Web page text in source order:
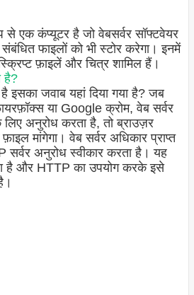
से एक कंप्यूटर है जो वेबसर्वर सॉफ्टवेयर
फाइलों को भी स्टोर करेगा। इनमें
फ़ाइलें और चित्र शामिल हैं।
है?
इसका जवाब यहां दिया गया है? जब
या Google क्रोम, वेब सर्वर
अनुरोध करता है, तो ब्राउज़र
मांगेगा। वेब सर्वर अधिकार प्राप्त
अनुरोध स्वीकार करता है। यह
है और HTTP का उपयोग करके इसे